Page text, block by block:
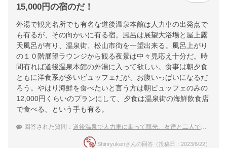
15,000円の宿のだ！
外湯で観光名所でも有名な道後温泉本館は人力車の出発点で
も有るが、その向かいに有る宿。風呂は展望大浴場と屋上露
天風呂が有り、温泉街、松山市街を一望出来る。風呂上がり
の１０階展望ラウンジから観る夜景は中々見応え十分だ。時
間有れば道後温泉本館の外湯に入って欲しい。食事は朝夕食
ともに洋食系が多いビュッフェだが、お腹いっぱいになるだ
ろう。やはり海鮮を食べたいと言う方は朝ビュッフェのみの
12,000円くらいのプランにして、夕食は温泉街の海鮮飲食店
で食べる、という手も有る。
回答された質問： 道後温泉で人力車に乗って観光、友達と二人で便利な宿
Shinryukenさんの回答（投稿日：2023/6/22）